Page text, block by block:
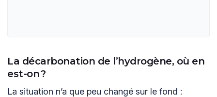
La décarbonation de l’hydrogène, où en
est-on ?
La situation n’a que peu changé sur le fond :